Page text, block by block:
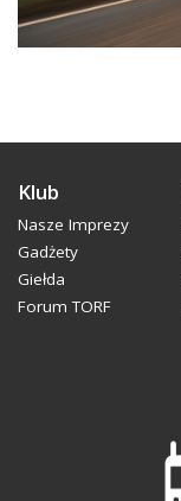
Klub
Nasze Imprezy
Gadżety
Giełda
Forum TORF